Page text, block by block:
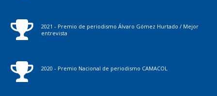
2021 - Premio de periodismo Álvaro Gómez Hurtado / Mejor
entrevista
2020 - Premio Nacional de periodismo CAMACOL